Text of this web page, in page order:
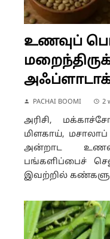
உணவுப்
PACHAI BOOMI 2
அரிசி,
மிளகாய்,
அன்றாட
பங்களிப்பைச்
இவற்றில்